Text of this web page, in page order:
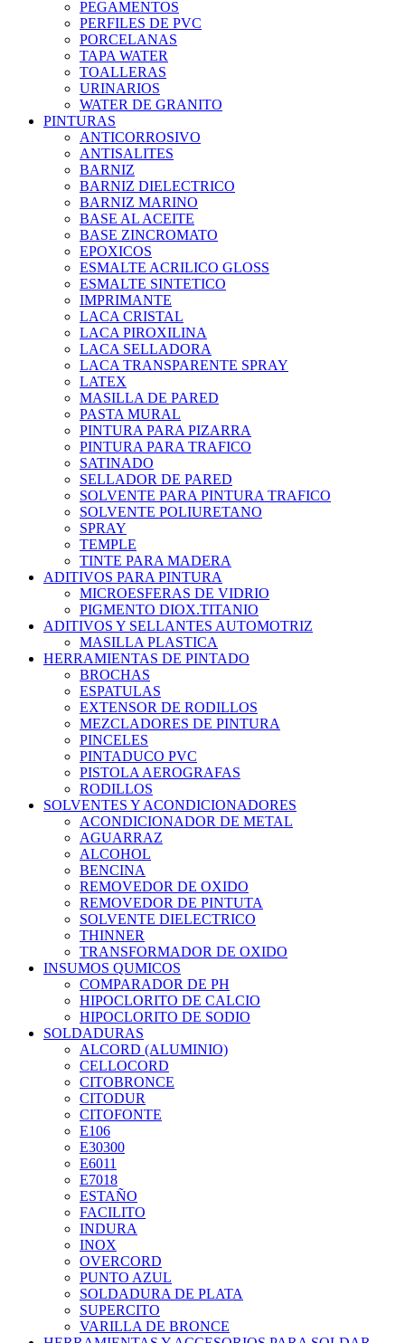
PEGAMENTOS
PERFILES DE PVC
PORCELANAS
TAPA WATER
TOALLERAS
URINARIOS
WATER DE GRANITO
PINTURAS
ANTICORROSIVO
ANTISALITES
BARNIZ
BARNIZ DIELECTRICO
BARNIZ MARINO
BASE AL ACEITE
BASE ZINCROMATO
EPOXICOS
ESMALTE ACRILICO GLOSS
ESMALTE SINTETICO
IMPRIMANTE
LACA CRISTAL
LACA PIROXILINA
LACA SELLADORA
LACA TRANSPARENTE SPRAY
LATEX
MASILLA DE PARED
PASTA MURAL
PINTURA PARA PIZARRA
PINTURA PARA TRAFICO
SATINADO
SELLADOR DE PARED
SOLVENTE PARA PINTURA TRAFICO
SOLVENTE POLIURETANO
SPRAY
TEMPLE
TINTE PARA MADERA
ADITIVOS PARA PINTURA
MICROESFERAS DE VIDRIO
PIGMENTO DIOX.TITANIO
ADITIVOS Y SELLANTES AUTOMOTRIZ
MASILLA PLASTICA
HERRAMIENTAS DE PINTADO
BROCHAS
ESPATULAS
EXTENSOR DE RODILLOS
MEZCLADORES DE PINTURA
PINCELES
PINTADUCO PVC
PISTOLA AEROGRAFAS
RODILLOS
SOLVENTES Y ACONDICIONADORES
ACONDICIONADOR DE METAL
AGUARRAZ
ALCOHOL
BENCINA
REMOVEDOR DE OXIDO
REMOVEDOR DE PINTUTA
SOLVENTE DIELECTRICO
THINNER
TRANSFORMADOR DE OXIDO
INSUMOS QUMICOS
COMPARADOR DE PH
HIPOCLORITO DE CALCIO
HIPOCLORITO DE SODIO
SOLDADURAS
ALCORD (ALUMINIO)
CELLOCORD
CITOBRONCE
CITODUR
CITOFONTE
E106
E30300
E6011
E7018
ESTAÑO
FACILITO
INDURA
INOX
OVERCORD
PUNTO AZUL
SOLDADURA DE PLATA
SUPERCITO
VARILLA DE BRONCE